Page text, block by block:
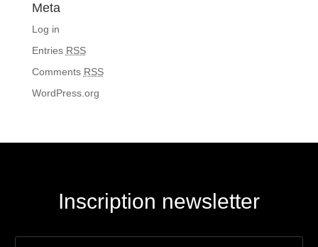
Meta
Log in
Entries RSS
Comments RSS
WordPress.org
Inscription newsletter